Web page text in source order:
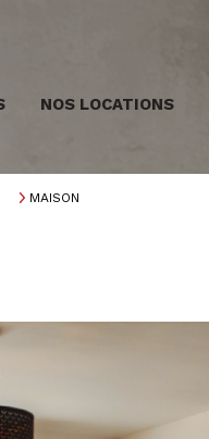
NOS LOCATIONS
MAISON